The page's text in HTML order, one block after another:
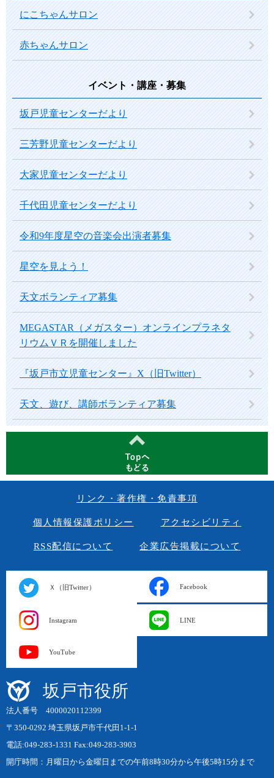
にこちゃんサロン
赤ちゃんサロン
イベント・講座・募集
坂戸児童センターだより
三芳野児童センターだより
大家児童センターだより
千代田児童センターだより
令和9年度星空の音楽会出演者募集
星空を見よう！
天文ボランティア募集
MEGASTAR（メガスター）オンラインプラネタ
リウムＶＲを開催しました
『坂戸市立児童センター』X（旧Twitter）
天文、遊び、講師ボランティア募集
リンク・著作権・免責事項
個人情報保護ポリシー アクセシビリティ
RSS配信について 企業広告掲載について
Ｘ（旧Twitter） Facebook
Instagram LINE
YouTube
坂戸市役所
法人番号 4000020112399
〒350-0292 埼玉県坂戸市千代田1-1-1
電話:049-283-1331 Fax:049-283-3903
開庁時間：月曜日から金曜日までの午前8時30分から午後5時15分まで